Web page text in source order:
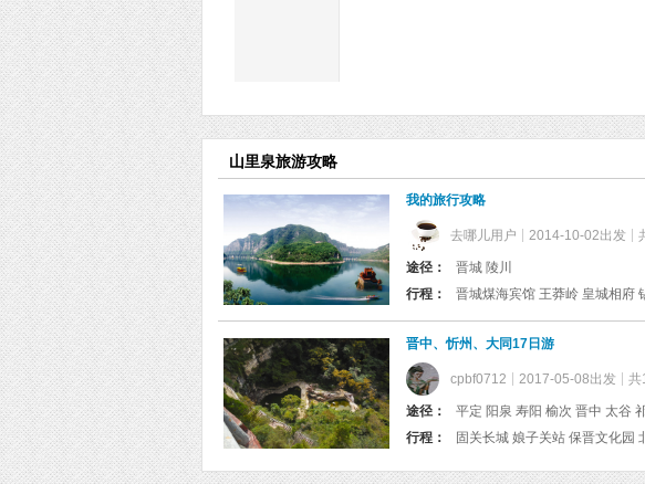
山里泉旅游攻略
我的旅行攻略
去哪儿用户 2014-10-02出发
途径：
晋城 陵川
行程：
晋城煤海宾馆 王莽岭 皇城相府
晋中、忻州、大同17日游
cpbf0712 2017-05-08出发 共
途径：
行程：
固关长城 娘子关站